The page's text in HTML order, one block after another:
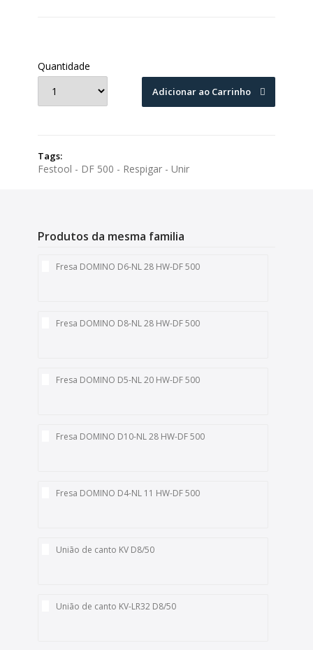
Quantidade
Adicionar ao Carrinho
Tags:
Festool - DF 500 - Respigar - Unir
Produtos da mesma familia
Fresa DOMINO D6-NL 28 HW-DF 500
Fresa DOMINO D8-NL 28 HW-DF 500
Fresa DOMINO D5-NL 20 HW-DF 500
Fresa DOMINO D10-NL 28 HW-DF 500
Fresa DOMINO D4-NL 11 HW-DF 500
União de canto KV D8/50
União de canto KV-LR32 D8/50